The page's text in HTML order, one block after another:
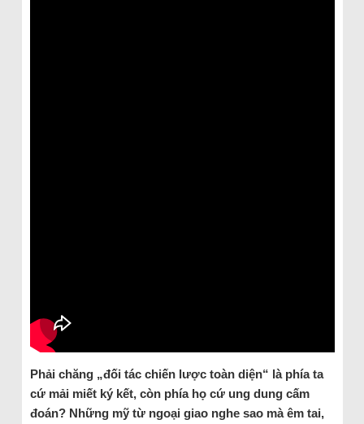
Phải chăng „đối tác chiến lược toàn diện“ là phía ta
cứ mải miết ký kết, còn phía họ cứ ung dung cấm
đoán? Những mỹ từ ngoại giao nghe sao mà êm tai,